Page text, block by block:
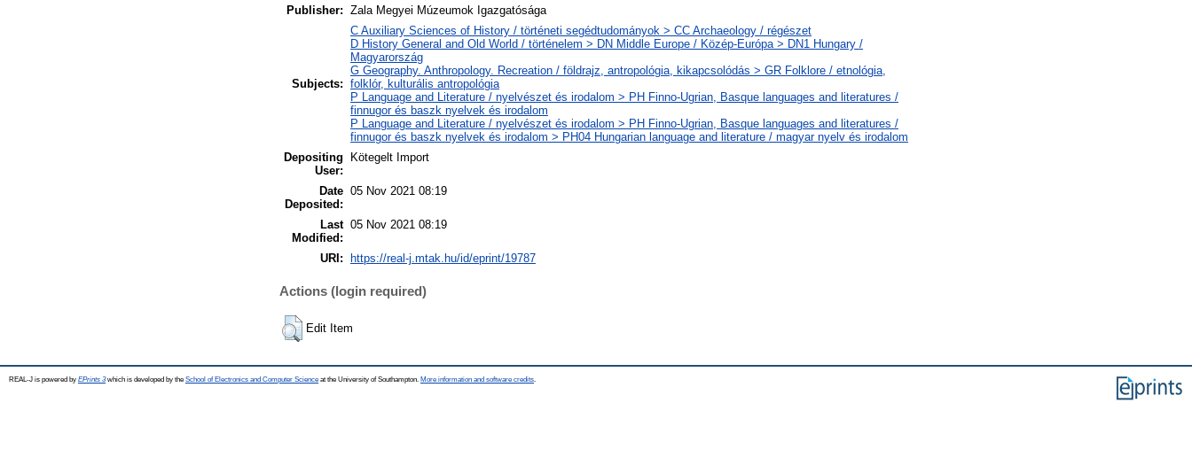
Publisher: Zala Megyei Múzeumok Igazgatósága
Subjects:
C Auxiliary Sciences of History / történeti segédtudományok > CC Archaeology / régészet
D History General and Old World / történelem > DN Middle Europe / Közép-Európa > DN1 Hungary /
Magyarország
G Geography. Anthropology. Recreation / földrajz, antropológia, kikapcsolódás > GR Folklore / etnológia,
folklór, kulturális antropológia
P Language and Literature / nyelvészet és irodalom > PH Finno-Ugrian, Basque languages and literatures /
finnugor és baszk nyelvek és irodalom
P Language and Literature / nyelvészet és irodalom > PH Finno-Ugrian, Basque languages and literatures /
finnugor és baszk nyelvek és irodalom > PH04 Hungarian language and literature / magyar nyelv és irodalom
Depositing
User:
Kötegelt Import
Date
Deposited:
05 Nov 2021 08:19
Last
Modified:
05 Nov 2021 08:19
URI: https://real-j.mtak.hu/id/eprint/19787
Actions (login required)
Edit Item
REAL-J is powered by EPrints 3which is developed by the School of Electronics and Computer Science at the University of Southampton. More information and software credits